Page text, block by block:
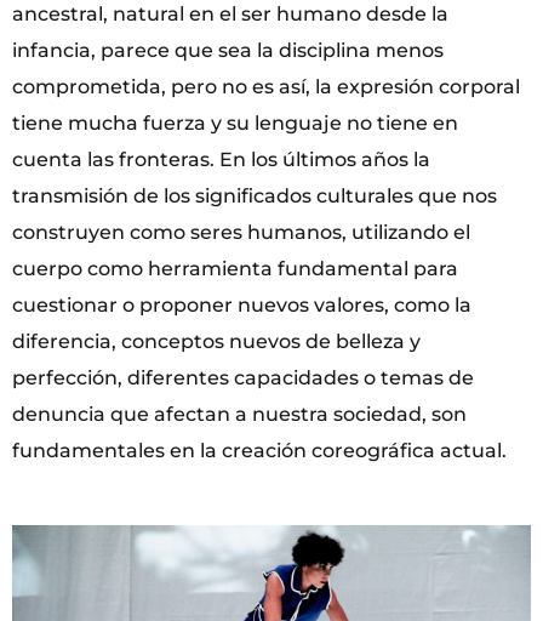
ancestral, natural en el ser humano desde la
infancia, parece que sea la disciplina menos
comprometida, pero no es así, la expresión corporal
tiene mucha fuerza y su lenguaje no tiene en
cuenta las fronteras. En los últimos años la
transmisión de los significados culturales que nos
construyen como seres humanos, utilizando el
cuerpo como herramienta fundamental para
cuestionar o proponer nuevos valores, como la
diferencia, conceptos nuevos de belleza y
perfección, diferentes capacidades o temas de
denuncia que afectan a nuestra sociedad, son
fundamentales en la creación coreográfica actual.